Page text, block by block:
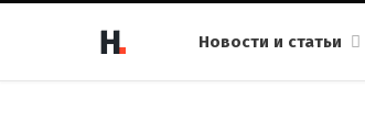
Новости и статьи